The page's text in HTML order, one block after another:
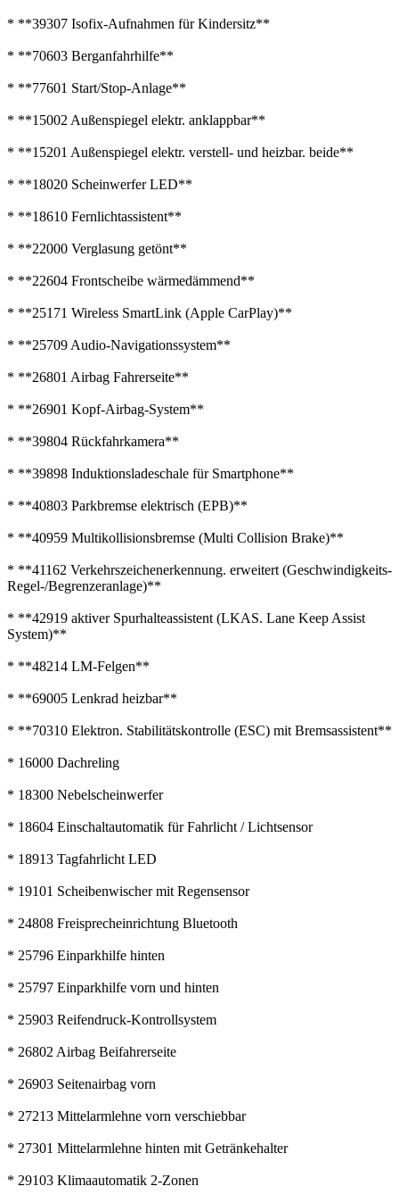
* **39307 Isofix-Aufnahmen für Kindersitz**
* **70603 Berganfahrhilfe**
* **77601 Start/Stop-Anlage**
* **15002 Außenspiegel elektr. anklappbar**
* **15201 Außenspiegel elektr. verstell- und heizbar. beide**
* **18020 Scheinwerfer LED**
* **18610 Fernlichtassistent**
* **22000 Verglasung getönt**
* **22604 Frontscheibe wärmedämmend**
* **25171 Wireless SmartLink (Apple CarPlay)**
* **25709 Audio-Navigationssystem**
* **26801 Airbag Fahrerseite**
* **26901 Kopf-Airbag-System**
* **39804 Rückfahrkamera**
* **39898 Induktionsladeschale für Smartphone**
* **40803 Parkbremse elektrisch (EPB)**
* **40959 Multikollisionsbremse (Multi Collision Brake)**
* **41162 Verkehrszeichenerkennung. erweitert (Geschwindigkeits-
Regel-/Begrenzeranlage)**
* **42919 aktiver Spurhalteassistent (LKAS. Lane Keep Assist
System)**
* **48214 LM-Felgen**
* **69005 Lenkrad heizbar**
* **70310 Elektron. Stabilitätskontrolle (ESC) mit Bremsassistent**
* 16000 Dachreling
* 18300 Nebelscheinwerfer
* 18604 Einschaltautomatik für Fahrlicht / Lichtsensor
* 18913 Tagfahrlicht LED
* 19101 Scheibenwischer mit Regensensor
* 24808 Freisprecheinrichtung Bluetooth
* 25796 Einparkhilfe hinten
* 25797 Einparkhilfe vorn und hinten
* 25903 Reifendruck-Kontrollsystem
* 26802 Airbag Beifahrerseite
* 26903 Seitenairbag vorn
* 27213 Mittelarmlehne vorn verschiebbar
* 27301 Mittelarmlehne hinten mit Getränkehalter
* 29103 Klimaautomatik 2-Zonen